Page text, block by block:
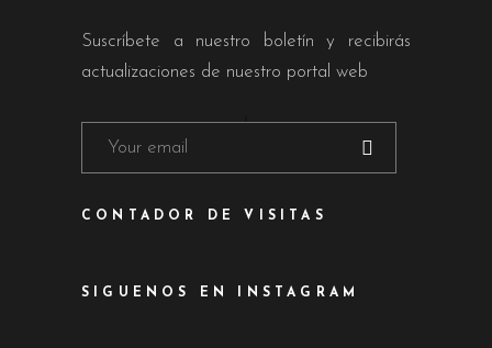
Suscríbete a nuestro boletín y recibirás
actualizaciones de nuestro portal web
CONTADOR DE VISITAS
SIGUENOS EN INSTAGRAM